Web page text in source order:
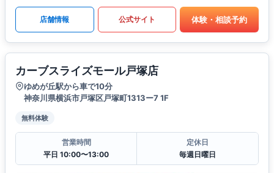
店舗情報 公式サイト 体験・相談予約
カーブスライズモール戸塚店
ゆめが丘駅から車で10分
神奈川県横浜市戸塚区戸塚町1313ー7 1F
無料体験
営業時間
平日 10:00〜13:00
定休日
毎週日曜日